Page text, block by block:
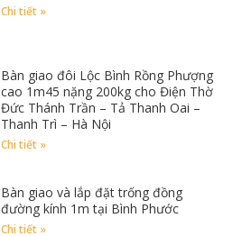
Chi tiết »
Bàn giao đôi Lộc Bình Rồng Phượng
cao 1m45 nặng 200kg cho Điện Thờ
Đức Thánh Trần – Tả Thanh Oai –
Thanh Trì – Hà Nội
Chi tiết »
Bàn giao và lắp đặt trống đồng
đường kính 1m tại Bình Phước
Chi tiết »